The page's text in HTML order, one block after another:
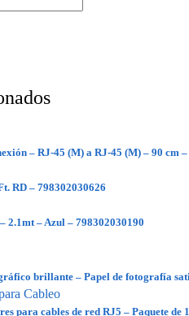
– RJ-45 (M) a RJ-45 (M) – 90 cm
RD – 798302030626
2.1mt – Azul – 798302030190
brillante – Papel de fotografía
para cables de red RJ5 – Paquete de